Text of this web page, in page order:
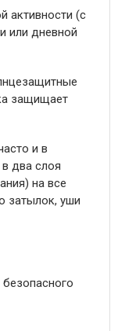
активности (с
или дневной
защищает
и в
два слоя
на все
затылок, уши